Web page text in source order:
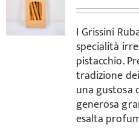
I Grissini
specialità
pistacchio.
tradizione
una gustosa
generosa
esalta